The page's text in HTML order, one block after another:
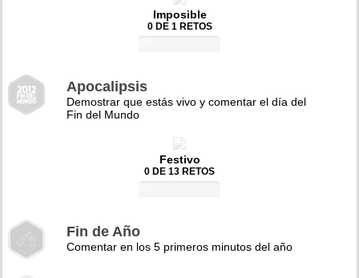
Imposible
0 DE 1 RETOS
Apocalipsis
Demostrar que estás vivo y comentar el día del
Fin del Mundo
Festivo
0 DE 13 RETOS
Fin de Año
Comentar en los 5 primeros minutos del año